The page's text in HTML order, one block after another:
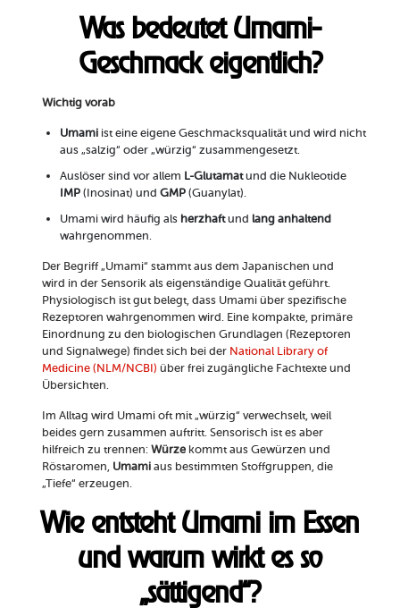
Was bedeutet Umami-
Geschmack eigentlich?
Wichtig vorab
Umamiist eine eigene Geschmacksqualität und wird nicht
aus „salzig“ oder „würzig“ zusammengesetzt.
Auslöser sind vor allem L-Glutamatund die Nukleotide
IMP(Inosinat) und GMP(Guanylat).
Umami wird häufig als herzhaftund lang anhaltend
wahrgenommen.
Der Begriff „Umami“ stammt aus dem Japanischen und
wird in der Sensorik als eigenständige Qualität geführt.
Physiologisch ist gut belegt, dass Umami über spezifische
Rezeptoren wahrgenommen wird. Eine kompakte, primäre
Einordnung zu den biologischen Grundlagen (Rezeptoren
und Signalwege) findet sich bei der National Library of
Medicine (NLM/NCBI) über frei zugängliche Fachtexte und
Übersichten.
Im Alltag wird Umami oft mit „würzig“ verwechselt, weil
beides gern zusammen auftritt. Sensorisch ist es aber
hilfreich zu trennen: Würzekommt aus Gewürzen und
Röstaromen, Umamiaus bestimmten Stoffgruppen, die
„Tiefe“ erzeugen.
Wie entsteht Umami im Essen
und warum wirkt es so
„sättigend“?